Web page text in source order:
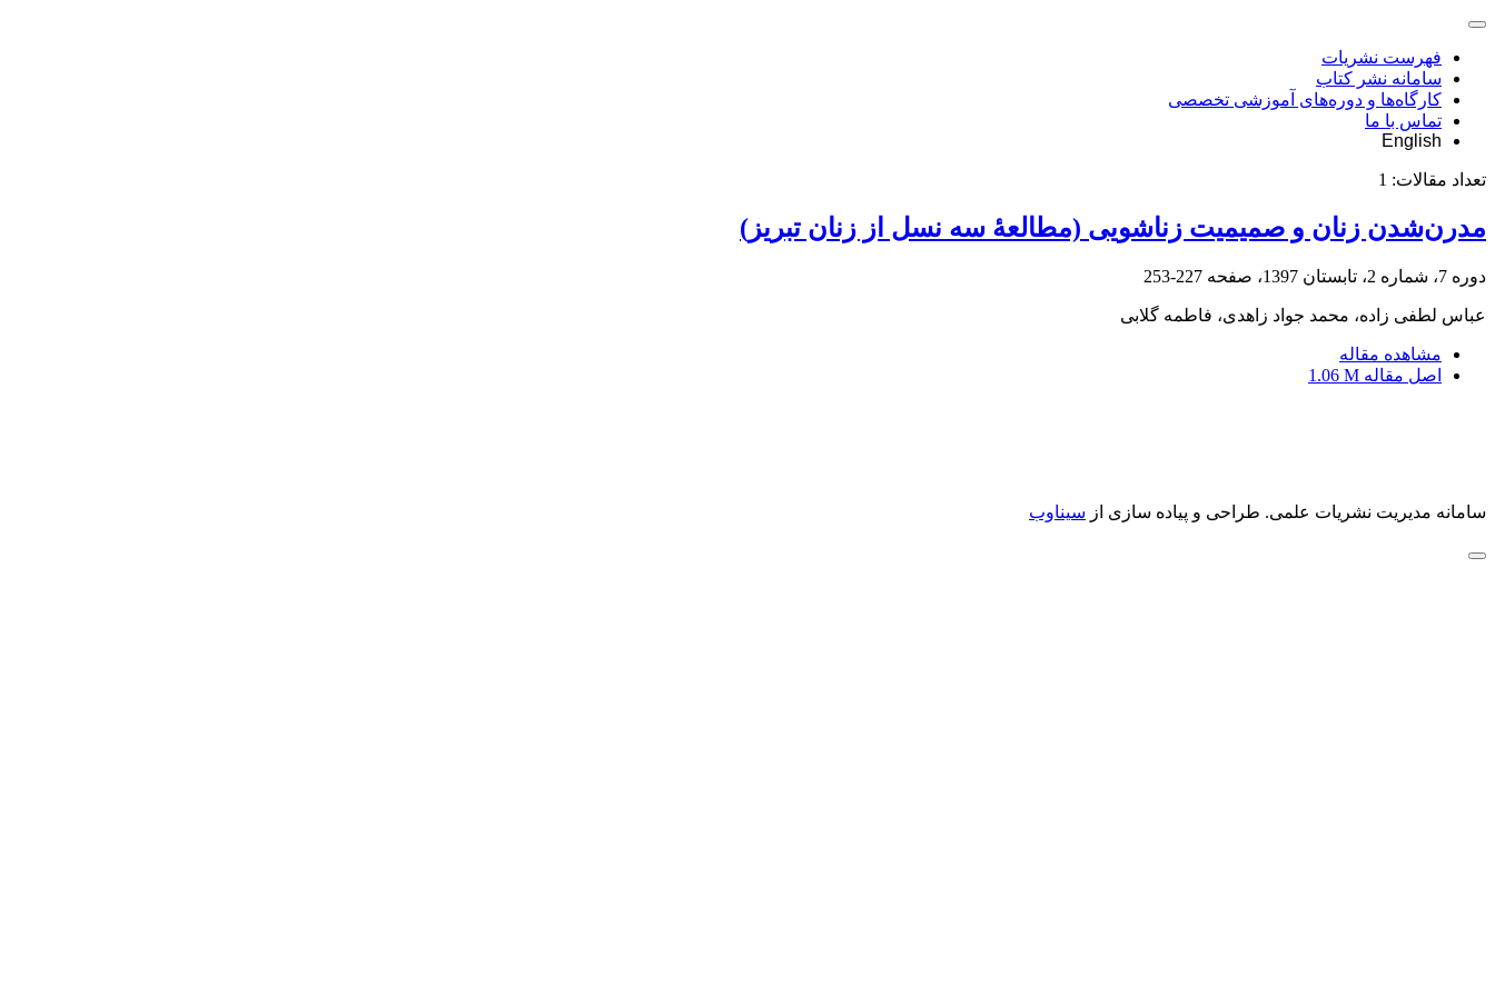
فهرست نشریات
سامانه نشر کتاب
کارگاه‌ها و دوره‌های آموزشی تخصصی
تماس با ما
English
تعداد مقالات: 1
مدرن‌شدن زنان و صمیمیت زناشویی (مطالعۀ سه نسل از زنان تبریز)
دوره 7، شماره 2، تابستان 1397، صفحه 227-253
عباس لطفی زاده، محمد جواد زاهدی، فاطمه گلابی
مشاهده مقاله
اصل مقاله 1.06 M
سامانه مدیریت نشریات علمی. طراحی و پیاده سازی از سیناوب